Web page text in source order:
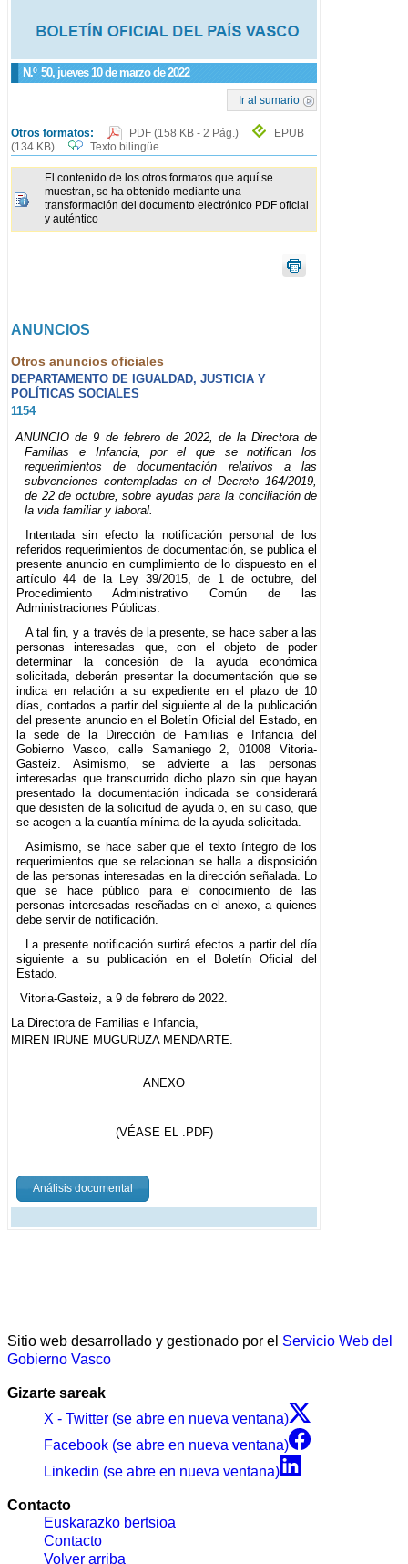
N.º 50, jueves 10 de marzo de 2022
Ir al sumario
Otros formatos: PDF (158 KB - 2 Pág.)
EPUB
(134 KB)
Texto bilingüe
El contenido de los otros formatos que aquí se
muestran, se ha obtenido mediante una
transformación del documento electrónico PDF oficial
y auténtico
ANUNCIOS
Otros anuncios oficiales
DEPARTAMENTO DE IGUALDAD, JUSTICIA Y
POLÍTICAS SOCIALES
1154
ANUNCIO de 9 de febrero de 2022, de la Directora de
Familias e Infancia, por el que se notifican los
requerimientos de documentación relativos a las
subvenciones contempladas en el Decreto 164/2019,
de 22 de octubre, sobre ayudas para la conciliación de
la vida familiar y laboral.
Intentada sin efecto la notificación personal de los
referidos requerimientos de documentación, se publica el
presente anuncio en cumplimiento de lo dispuesto en el
artículo 44 de la Ley 39/2015, de 1 de octubre, del
Procedimiento Administrativo Común de las
Administraciones Públicas.
A tal fin, y a través de la presente, se hace saber a las
personas interesadas que, con el objeto de poder
determinar la concesión de la ayuda económica
solicitada, deberán presentar la documentación que se
indica en relación a su expediente en el plazo de 10
días, contados a partir del siguiente al de la publicación
del presente anuncio en el Boletín Oficial del Estado, en
la sede de la Dirección de Familias e Infancia del
Gobierno Vasco, calle Samaniego 2, 01008 Vitoria-
Gasteiz. Asimismo, se advierte a las personas
interesadas que transcurrido dicho plazo sin que hayan
presentado la documentación indicada se considerará
que desisten de la solicitud de ayuda o, en su caso, que
se acogen a la cuantía mínima de la ayuda solicitada.
Asimismo, se hace saber que el texto íntegro de los
requerimientos que se relacionan se halla a disposición
de las personas interesadas en la dirección señalada. Lo
que se hace público para el conocimiento de las
personas interesadas reseñadas en el anexo, a quienes
debe servir de notificación.
La presente notificación surtirá efectos a partir del día
siguiente a su publicación en el Boletín Oficial del
Estado.
Vitoria-Gasteiz, a 9 de febrero de 2022.
La Directora de Familias e Infancia,
MIREN IRUNE MUGURUZA MENDARTE.
ANEXO
(VÉASE EL .PDF)
Análisis documental
Sitio web desarrollado y gestionado por el Servicio Web del
Gobierno Vasco
Gizarte sareak
X - Twitter (se abre en nueva ventana)
Facebook (se abre en nueva ventana)
Linkedin (se abre en nueva ventana)
Contacto
Euskarazko bertsioa
Contacto
Volver arriba